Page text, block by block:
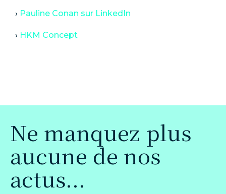
› Pauline Conan sur LinkedIn
› HKM Concept
Ne manquez plus
aucune de nos
actus...